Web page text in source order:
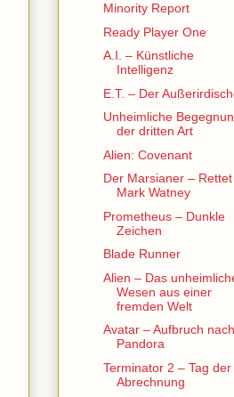
Minority Report
Ready Player One
A.I. – Künstliche
Intelligenz
E.T. – Der
Unheimliche
der dritten Art
Alien: Covenant
Der Marsianer – Rettet
Mark Watney
Prometheus – Dunkle
Zeichen
Blade Runner
Alien – Das
Wesen aus einer
fremden Welt
Avatar – Aufbruch nach
Pandora
Terminator 2 – Tag der
Abrechnung